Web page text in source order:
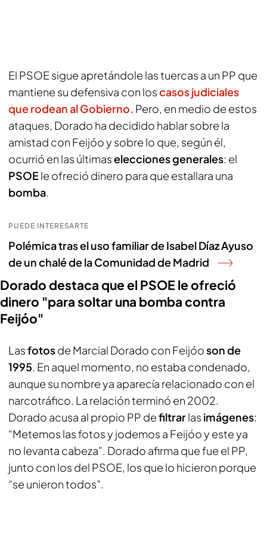
El PSOE sigue apretándole las tuercas a un PP que
mantiene su defensiva con loscasos judiciales
que rodean al Gobierno. Pero, en medio de estos
ataques, Dorado ha decidido hablar sobre la
amistad con Feijóo y sobre lo que, según él,
ocurrió en las últimaselecciones generales: el
PSOEle ofreció dinero para que estallara una
bomba.
PUEDE INTERESARTE
Polémica tras el uso familiar de Isabel Díaz Ayuso
de un chalé de la Comunidad de Madrid
Dorado destaca que el PSOE le ofreció
dinero "para soltar una bomba contra
Feijóo"
Lasfotosde Marcial Dorado con Feijóoson de
1995. En aquel momento, no estaba condenado,
aunque su nombre ya aparecía relacionado con el
narcotráfico. La relación terminó en 2002.
Dorado acusa al propio PP defiltrarlas imágenes:
“Metemos las fotos y jodemos a Feijóo y este ya
no levanta cabeza”. Dorado afirma que fue el PP,
junto con los del PSOE, los que lo hicieron porque
“se unieron todos”.